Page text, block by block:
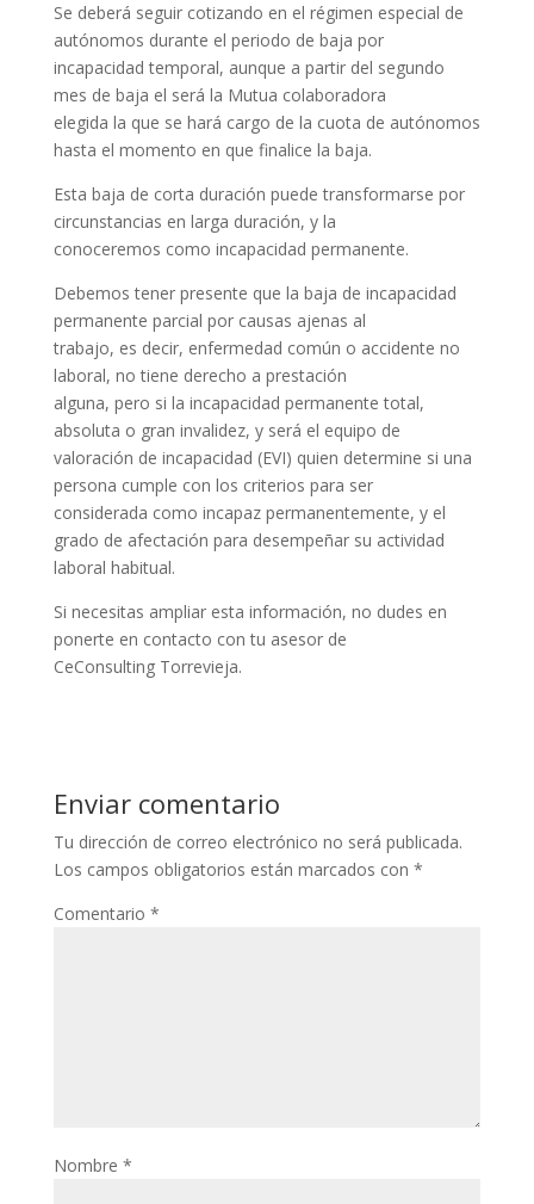
Se deberá seguir cotizando en el régimen especial de
autónomos durante el periodo de baja por
incapacidad temporal, aunque a partir del segundo
mes de baja el será la Mutua colaboradora
elegida la que se hará cargo de la cuota de autónomos
hasta el momento en que finalice la baja.
Esta baja de corta duración puede transformarse por
circunstancias en larga duración, y la
conoceremos como incapacidad permanente.
Debemos tener presente que la baja de incapacidad
permanente parcial por causas ajenas al
trabajo, es decir, enfermedad común o accidente no
laboral, no tiene derecho a prestación
alguna, pero si la incapacidad permanente total,
absoluta o gran invalidez, y será el equipo de
valoración de incapacidad (EVI) quien determine si una
persona cumple con los criterios para ser
considerada como incapaz permanentemente, y el
grado de afectación para desempeñar su actividad
laboral habitual.
Si necesitas ampliar esta información, no dudes en
ponerte en contacto con tu asesor de
CeConsulting Torrevieja.
Enviar comentario
Tu dirección de correo electrónico no será publicada.
Los campos obligatorios están marcados con *
Comentario *
Nombre *